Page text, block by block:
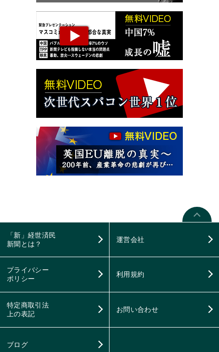
「新」経世済民
新聞とは？
運営会社
プライバシー
ポリシー
利用規約
特定商取引法
上の表記
お問い合わせ
ブログ